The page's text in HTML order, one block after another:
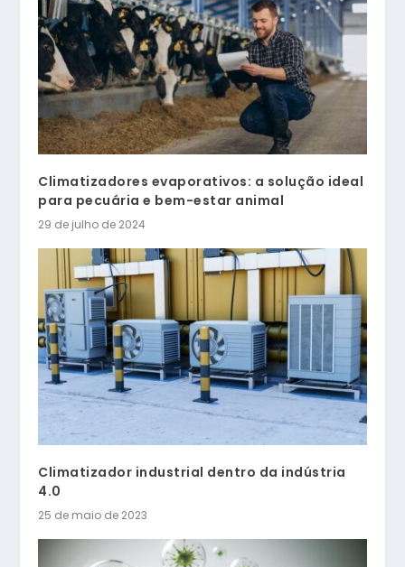
Climatizadores evaporativos: a solução ideal
para pecuária e bem-estar animal
29 de julho de 2024
Climatizador industrial dentro da indústria
4.0
25 de maio de 2023